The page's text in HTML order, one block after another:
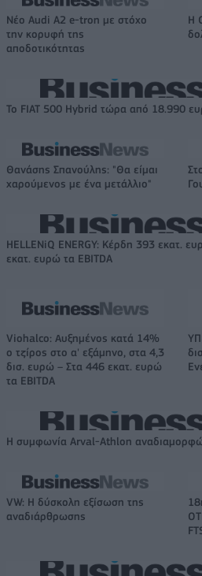
Νέο Audi A2 e-tron με στόχο
την κορυφή της
αποδοτικότητας
Η
Το FIAT 500 Hybrid τώρα από 18.990
Θανάσης Σπανούλης: "Θα είμαι
χαρούμενος με ένα μετάλλιο"
HELLENiQ ENERGY: Κέρδη 393 εκατ.
εκατ. ευρώ τα EBITDA
Viohalco: Αυξημένος κατά 14%
ο τζίρος στο α' εξάμηνο, στα 4,3
δισ. ευρώ – Στα 446 εκατ. ευρώ
τα EBITDA
Η συμφωνία Arval-Athlon
VW: Η δύσκολη εξίσωση της
αναδιάρθρωσης